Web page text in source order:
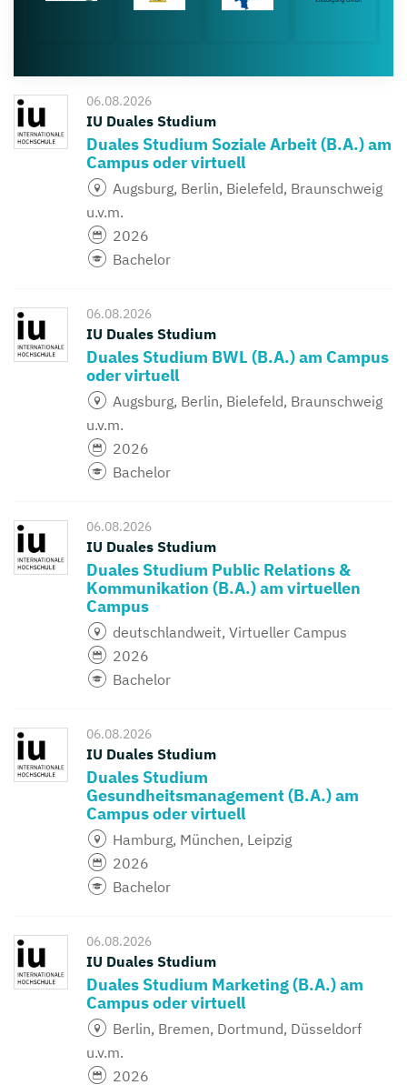
06.08.2026
IU Duales Studium
Duales Studium Soziale Arbeit (B.A.) am
Campus oder virtuell
Augsburg, Berlin, Bielefeld, Braunschweig
u.v.m.
2026
Bachelor
06.08.2026
IU Duales Studium
Duales Studium BWL (B.A.) am Campus
oder virtuell
Augsburg, Berlin, Bielefeld, Braunschweig
u.v.m.
2026
Bachelor
06.08.2026
IU Duales Studium
Duales Studium Public Relations &
Kommunikation (B.A.) am virtuellen
Campus
deutschlandweit, Virtueller Campus
2026
Bachelor
06.08.2026
IU Duales Studium
Duales Studium
Gesundheitsmanagement (B.A.) am
Campus oder virtuell
Hamburg, München, Leipzig
2026
Bachelor
06.08.2026
IU Duales Studium
Duales Studium Marketing (B.A.) am
Campus oder virtuell
Berlin, Bremen, Dortmund, Düsseldorf
u.v.m.
2026